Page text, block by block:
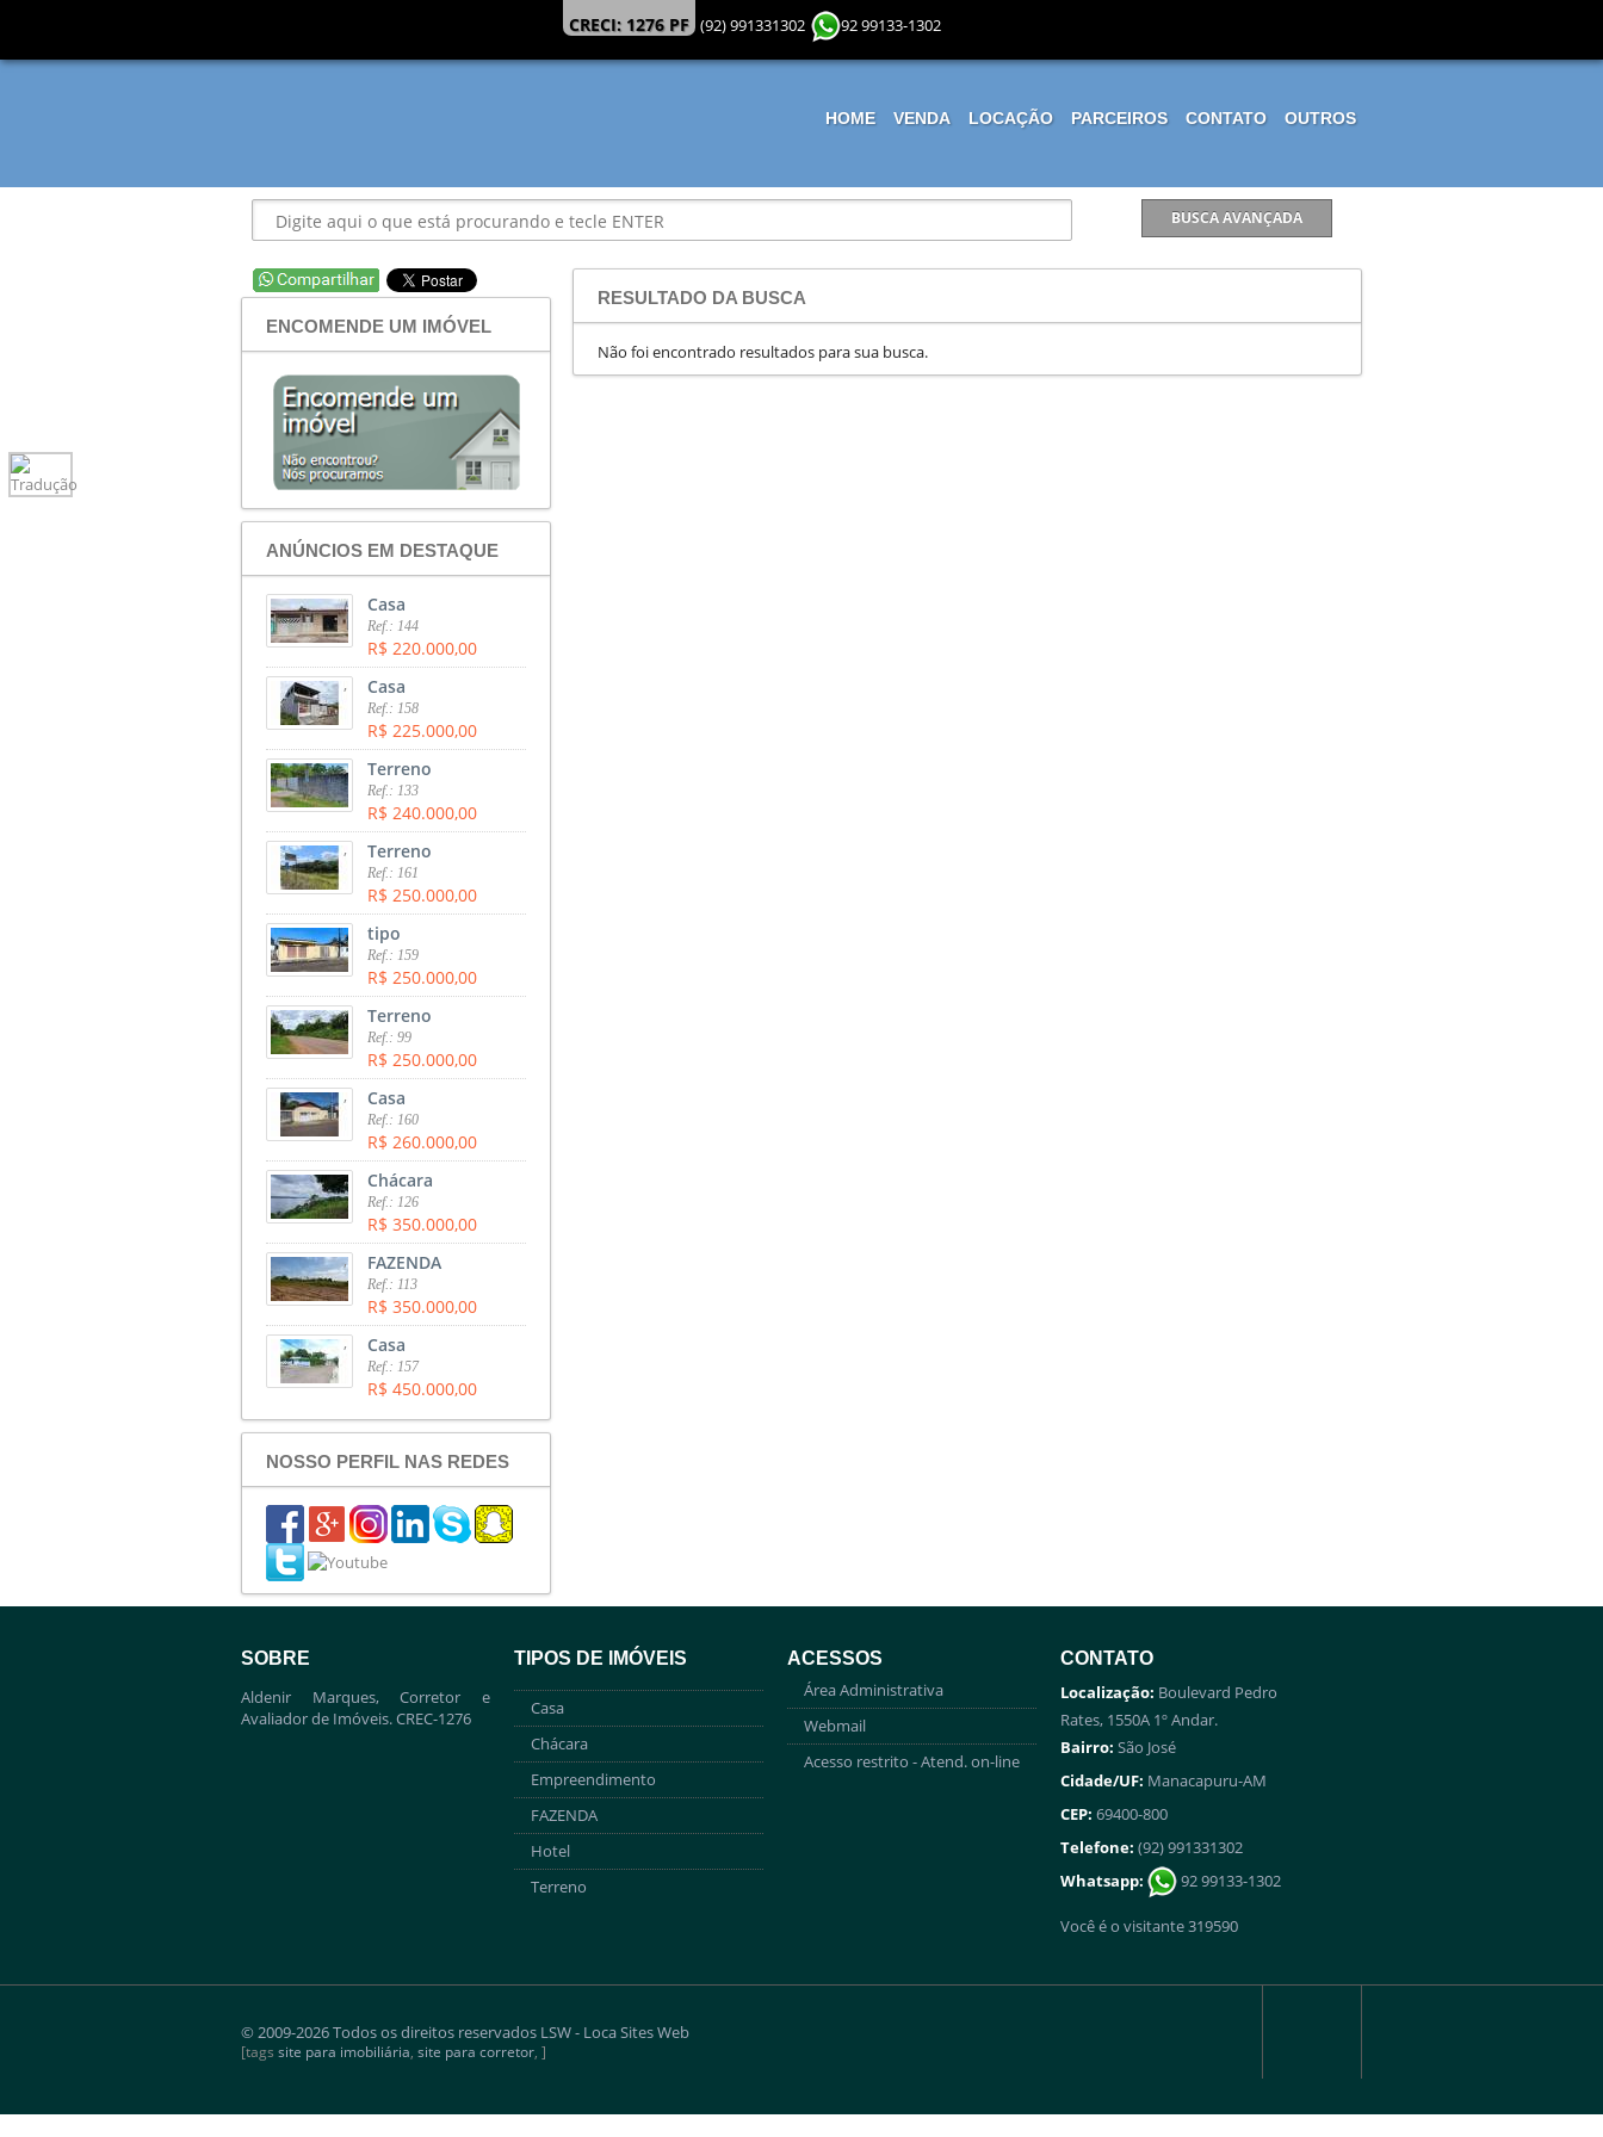
CRECI: 1276 PF (92) 991331302 92 99133-1302
HOME VENDA LOCAÇÃO PARCEIROS CONTATO OUTROS
RESULTADO DA BUSCA
Não foi encontrado resultados para sua busca.
ENCOMENDE UM IMÓVEL
ANÚNCIOS EM DESTAQUE
, Casa
Ref.: 144
R$ 220.000,00
, Casa
Ref.: 158
R$ 225.000,00
, Terreno
Ref.: 133
R$ 240.000,00
, Terreno
Ref.: 161
R$ 250.000,00
, tipo
Ref.: 159
R$ 250.000,00
, Terreno
Ref.: 99
R$ 250.000,00
, Casa
Ref.: 160
R$ 260.000,00
, Chácara
Ref.: 126
R$ 350.000,00
, FAZENDA
Ref.: 113
R$ 350.000,00
, Casa
Ref.: 157
R$ 450.000,00
NOSSO PERFIL NAS REDES
SOBRE
Aldenir Marques, Corretor e
Avaliador de Imóveis. CREC-1276
TIPOS DE IMÓVEIS
Casa
Chácara
Empreendimento
FAZENDA
Hotel
Terreno
ACESSOS
Área Administrativa
Webmail
Acesso restrito - Atend. on-line
CONTATO
Localização: Boulevard Pedro
Rates, 1550A 1º Andar.
Bairro: São José
Cidade/UF: Manacapuru-AM
CEP: 69400-800
Telefone: (92) 991331302
Whatsapp:
92 99133-1302
Você é o visitante 319590
© 2009-2026 Todos os direitos reservados LSW - Loca Sites Web
[tags site para imobiliária, site para corretor, ]